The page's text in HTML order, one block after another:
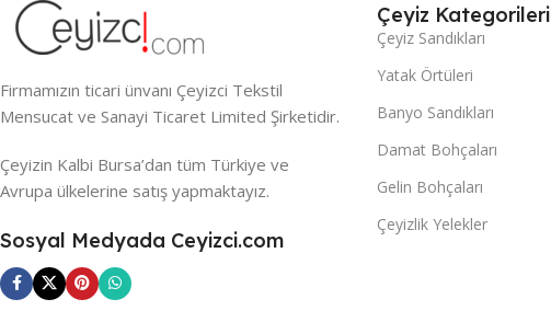
Firmamızın ticari ünvanı Çeyizci Tekstil
Mensucat ve Sanayi Ticaret Limited Şirketidir.
Çeyizin Kalbi Bursa’dan tüm Türkiye ve
Avrupa ülkelerine satış yapmaktayız.
Sosyal Medyada Ceyizci.com
Çeyiz Kategorileri
Çeyiz Sandıkları
Yatak Örtüleri
Banyo Sandıkları
Damat Bohçaları
Gelin Bohçaları
Çeyizlik Yelekler